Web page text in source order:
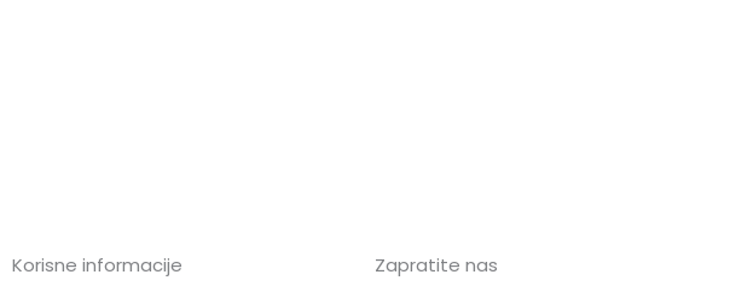
Korisne informacije Zapratite nas